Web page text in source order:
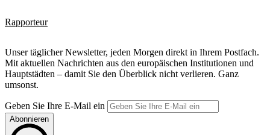
Rapporteur
Unser täglicher Newsletter, jeden Morgen direkt in Ihrem Postfach.
Mit aktuellen Nachrichten aus den europäischen Institutionen und
Hauptstädten – damit Sie den Überblick nicht verlieren. Ganz
umsonst.
Geben Sie Ihre E-Mail ein
Abonnieren